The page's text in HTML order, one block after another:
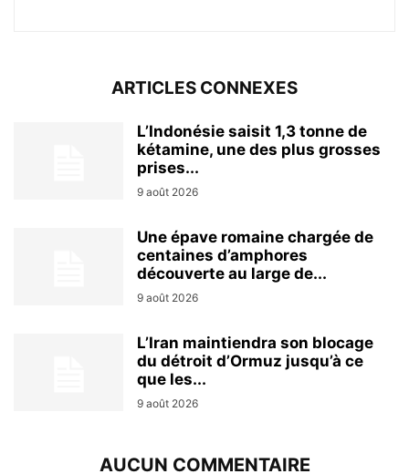
ARTICLES CONNEXES
L’Indonésie saisit 1,3 tonne de
kétamine, une des plus grosses
prises...
9 août 2026
Une épave romaine chargée de
centaines d’amphores
découverte au large de...
9 août 2026
L’Iran maintiendra son blocage
du détroit d’Ormuz jusqu’à ce
que les...
9 août 2026
AUCUN COMMENTAIRE